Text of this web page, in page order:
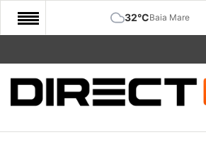
32°CBaia Mare
START
COMUNITATE